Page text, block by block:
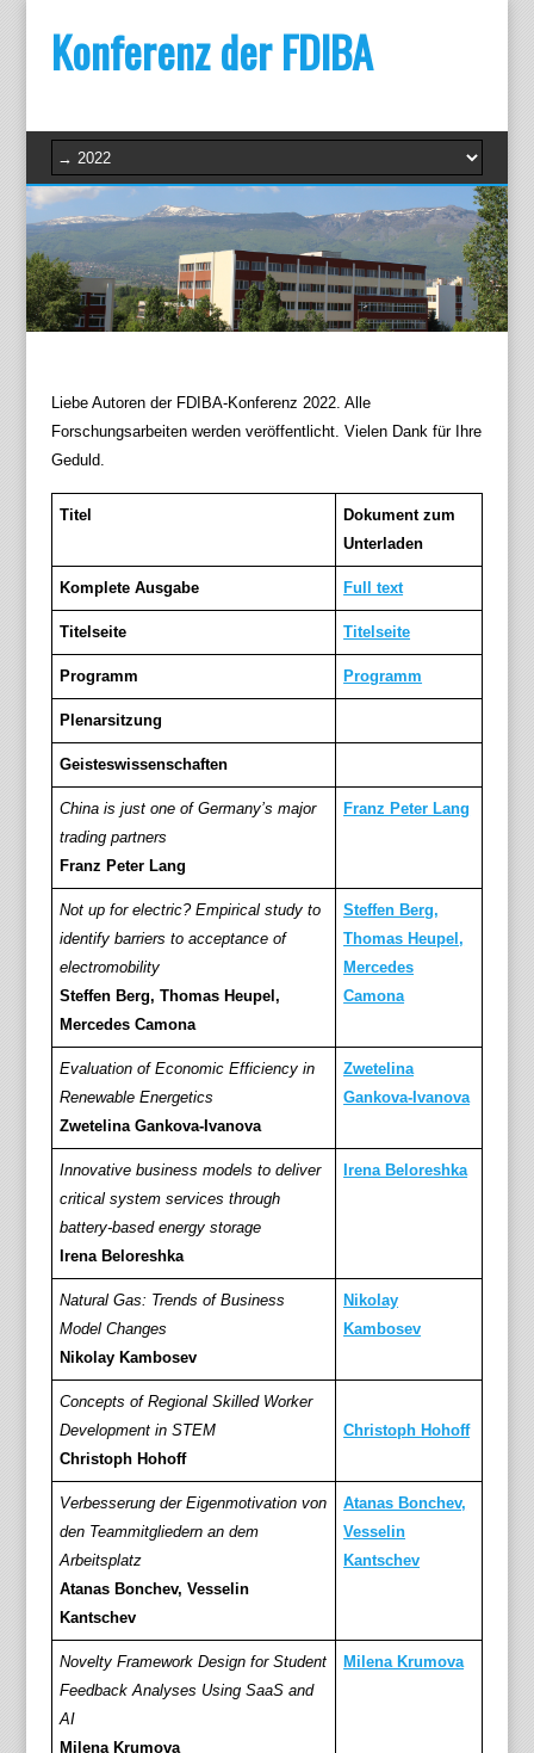
Konferenz der FDIBA
Liebe Autoren der FDIBA-Konferenz 2022. Alle
Forschungsarbeiten werden veröffentlicht. Vielen Dank für Ihre
Geduld.
Titel
Dokument zum
Unterladen
Komplete Ausgabe Full text
Titelseite Titelseite
Programm Programm
Plenarsitzung
Geisteswissenschaften
China is just one of Germany’s major
trading partners
Franz Peter Lang
Franz Peter Lang
Not up for electric? Empirical study to
identify barriers to acceptance of
electromobility
Steffen Berg, Thomas Heupel,
Mercedes Camona
Steffen Berg,
Thomas Heupel,
Mercedes
Camona
Evaluation of Economic Efficiency in
Renewable Energetics
Zwetelina Gankova-Ivanova
Zwetelina
Gankova-Ivanova
Innovative business models to deliver
critical system services through
battery‐based energy storage
Irena Beloreshka
Irena Beloreshka
Natural Gas: Trends of Business
Model Changes
Nikolay Kambosev
Nikolay
Kambosev
Concepts of Regional Skilled Worker
Development in STEM
Christoph Hohoff
Christoph Hohoff
Verbesserung der Eigenmotivation von
den Teammitgliedern an dem
Arbeitsplatz
Atanas Bonchev, Vesselin
Kantschev
Atanas Bonchev,
Vesselin
Kantschev
Novelty Framework Design for Student
Feedback Analyses Using SaaS and
AI
Milena Krumova
Milena Krumova